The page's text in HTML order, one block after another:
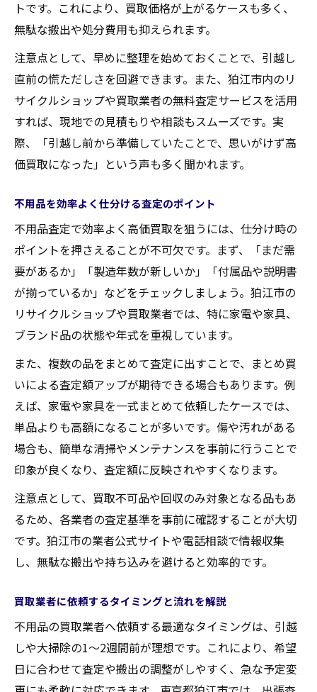
トです。これにより、買取価格が上がるケースも多く、
無駄な搬出や処分費用も抑えられます。
注意点として、早めに整理を始めておくことで、引越し
直前の慌ただしさを回避できます。また、狛江市内のリ
サイクルショップや買取業者の無料査定サービスを活用
すれば、現地での見積もりや相談もスムーズです。実
際、「引越し前から準備していたことで、思いがけず高
価買取になった」という声も多く聞かれます。
不用品を効率よく仕分ける査定のポイント
不用品査定で効率よく高価買取を狙うには、仕分け時の
ポイントを押さえることが不可欠です。まず、「まだ需
要があるか」「製造年数が新しいか」「付属品や説明書
が揃っているか」などをチェックしましょう。狛江市の
リサイクルショップや買取業者では、特に家電や家具、
ブランド品の状態や年式を重視しています。
また、複数の品をまとめて査定に出すことで、まとめ買
いによる査定額アップが期待できる場合もあります。例
えば、家電や家具を一式まとめて依頼したケースでは、
単品よりも高額になることが多いです。傷や汚れがある
場合も、簡単な清掃やメンテナンスを事前に行うことで
印象が良くなり、査定額に反映されやすくなります。
注意点として、買取不可品や回収のみ対象となる品もあ
るため、各業者の査定基準を事前に確認することが大切
です。狛江市の業者公式サイトや電話相談で情報収集
し、無駄な搬出や持ち込みを避けると効率的です。
買取業者に依頼するタイミングと流れを解説
不用品の買取業者へ依頼する最適なタイミングは、引越
しや大掃除の1～2週間前が理想です。これにより、希望
日に合わせて査定や搬出の調整がしやすく、急な予定変